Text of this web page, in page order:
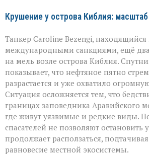
Крушение у острова Киблия:
Танкер Caroline Bezengi,
международными санкциями, ещё два
на мель возле острова Киблия.
показывает, что нефтяное пятно
разрастается и уже охватило
Ситуация осложняется тем, что
границах заповедника Аравийского
где живут уязвимые и редкие виды.
спасателей не позволяют остановить
продолжает расползаться,
равновесие местной экосистемы.